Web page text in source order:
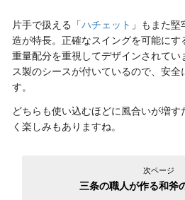
片手で扱える「ハチェット 」もまた
造が特長。正確なスイングを可能に
重量配分を重視してデザインされて
ス製のシースが付いているので、安全
す。
どちらも使い込むほどに風合いが増
く楽しみもありますね。
次ページ
三条の職人が作る和斧